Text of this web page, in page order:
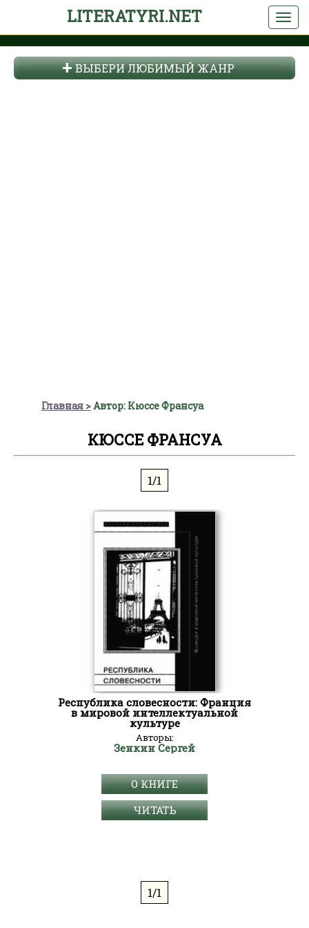
LITERATYRI.NET
ВЫБЕРИ ЛЮБИМЫЙ ЖАНР
Главная Автор: Кюссе Франсуа
КЮССЕ ФРАНСУА
1/1
Республика словесности: Франция
в мировой интеллектуальной
культуре
Авторы:
Зенкин Сергей
О КНИГЕ
ЧИТАТЬ
1/1